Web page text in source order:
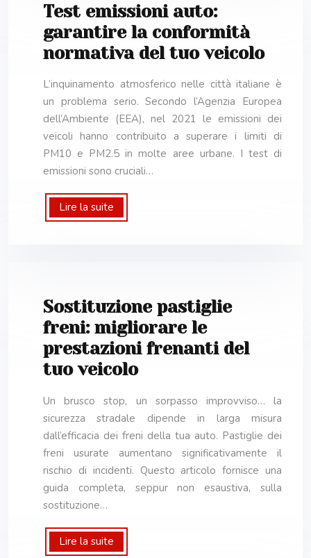
Test emissioni auto:
garantire la conformità
normativa del tuo veicolo
L’inquinamento atmosferico nelle città italiane è
un problema serio. Secondo l’Agenzia Europea
dell’Ambiente (EEA), nel 2021 le emissioni dei
veicoli hanno contribuito a superare i limiti di
PM10 e PM2.5 in molte aree urbane. I test di
emissioni sono cruciali…
Lire la suite
Sostituzione pastiglie
freni: migliorare le
prestazioni frenanti del
tuo veicolo
Un brusco stop, un sorpasso improvviso… la
sicurezza stradale dipende in larga misura
dall’efficacia dei freni della tua auto. Pastiglie dei
freni usurate aumentano significativamente il
rischio di incidenti. Questo articolo fornisce una
guida completa, seppur non esaustiva, sulla
sostituzione…
Lire la suite